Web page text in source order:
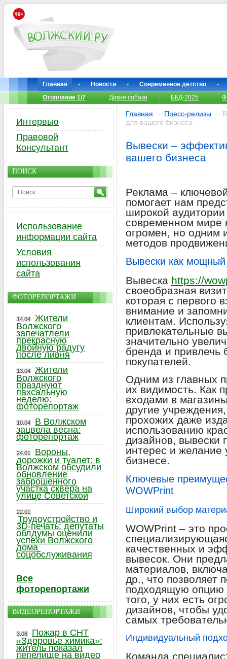
Главная Новости
Современное детство
Отопление 1/7
Дикие собаки БКД-2025
Главная → Пресс-релизы →
для вашего бизнеса
Вывески –
вашего бизнеса
Реклама –
помогает нам
широкой
современном мире
огромен, но одним
методов
Вывески как мощный
Вывеска https://
своеобразная
которая с первого
внимание и
клиентам.
привлекательные
значительно
бренда и привлечь
покупателей.
Одним из главных
их видимость. Как
входами в
другие
прохожих даже
использованию
дизайнов, вывески
интерес и
бизнесе.
Ключевые
WOWPrint
Широкий выбор
WOWPrint – это
качественных и
вывесок. Они
материалов,
др., что позволяет
подходящую опцию
того, у них есть
дизайнов, чтобы
самых
Индивидуальный
Команда
Интервью
Правовой
Консультант
ПОИСК
Использование
информации сайта
Условия
использования
сайта
ФОТОРЕПОРТАЖИ
14.04
Жители
Волжского
запечатлели
прекрасную
двойную радугу
после ливня
13.04
Жители
Волжского
празднуют
пахсальную
неделю:
фоторепортаж
10.04
В Волжском
зацвела весна:
фоторепортаж
24.01
Вороны,
дорожки и туалет: в
Волжском обсудили
обновление
заброшенного
участка сквера на
улице Советской
22.01
Трудоустройство и
3D-печать: депутаты
облдумы оценили
успехи Волжского
дома
соцобслуживания
Все
фоторепортажи
ВИДЕОРЕПОРТАЖИ
3.08
Пожар в СНТ
«Здоровье химика»:
житель показал
пепелище на видео